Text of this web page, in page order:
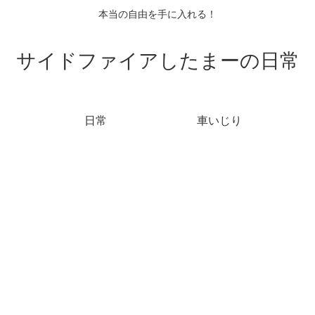
本当の自由を手に入れる！
サイドファイアしたまーの日常
日常 車いじり